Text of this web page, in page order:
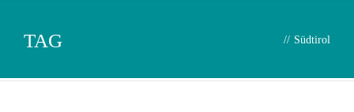
TAG // Südtirol